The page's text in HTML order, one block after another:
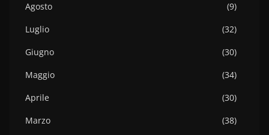
Agosto
(9)
Luglio
(32)
Giugno
(30)
Maggio
(34)
Aprile
(30)
Marzo
(38)